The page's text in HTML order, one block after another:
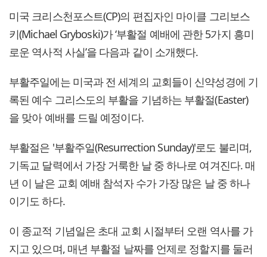
미국 크리스천포스트(CP)의 편집자인 마이클 그리보스
키(Michael Gryboski)가 ‘부활절 예배에 관한 5가지 흥미
로운 역사적 사실’을 다음과 같이 소개했다.
부활주일에는 미국과 전 세계의 교회들이 신약성경에 기
록된 예수 그리스도의 부활을 기념하는 부활절(Easter)
을 맞아 예배를 드릴 예정이다.
부활절은 '부활주일(Resurrection Sunday)'로도 불리며,
기독교 달력에서 가장 거룩한 날 중 하나로 여겨진다. 매
년 이 날은 교회 예배 참석자 수가 가장 많은 날 중 하나
이기도 하다.
이 종교적 기념일은 초대 교회 시절부터 오랜 역사를 가
지고 있으며, 매년 부활절 날짜를 언제로 정할지를 둘러